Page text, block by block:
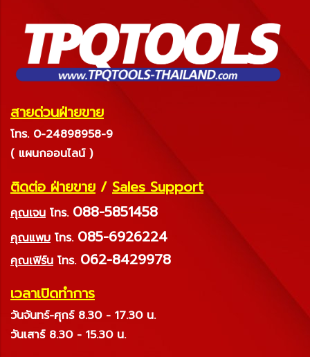
สายด่วนฝ่ายขาย
โทร. 0-24898958-9
( แผนกออนไลน์ )
ติดต่อ ฝ่ายขาย / Sales Support
คุณเจน โทร. 088-5851458
คุณแพม โทร. 085-6926224
คุณเฟิร์น โทร. 062-8429978
เวลาเปิดทำการ
วันจันทร์-ศุกร์ 8.30 - 17.30 น.
วันเสาร์ 8.30 - 15.30 น.